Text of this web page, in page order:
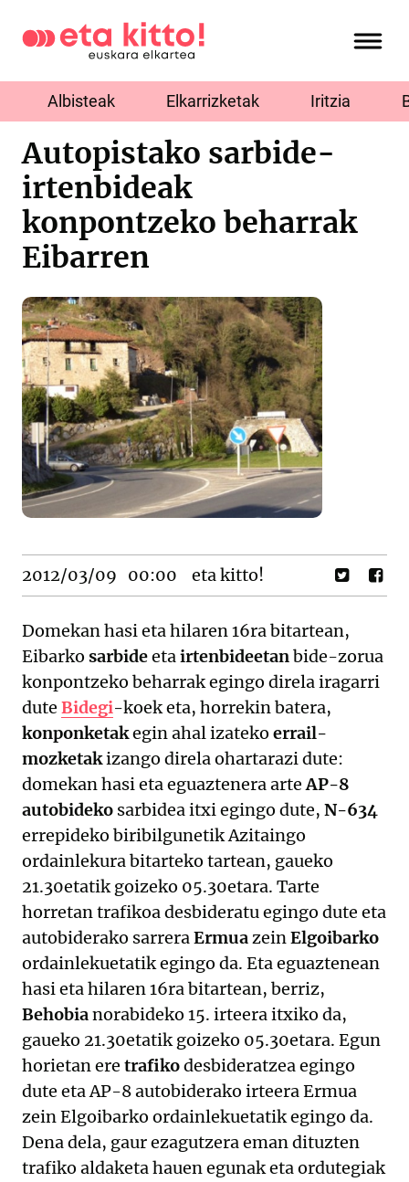
Albisteak Elkarrizketak Iritzia
Autopistako sarbide-
irtenbideak
konpontzeko beharrak
Eibarren
2012/03/09 00:00 eta kitto!
Domekan hasi eta hilaren 16ra bitartean,
Eibarko sarbideetairtenbideetanbide-zorua
konpontzeko beharrak egingo direla iragarri
dute Bidegi-koek eta, horrekin batera,
konponketakegin ahal izateko errail-
mozketakizango direla ohartarazi dute:
domekan hasi eta eguaztenera arteAP-8
autobideko sarbidea itxi egingo dute, N-634
errepideko biribilgunetik Azitaingo
ordainlekura bitarteko tartean, gaueko
21.30etatik goizeko 05.30etara. Tarte
horretan trafikoa desbideratu egingo dute eta
autobiderako sarreraErmuazeinElgoibarko
ordainlekuetatik egingo da. Eta eguaztenean
hasi eta hilaren 16ra bitartean, berriz,
Behobianorabideko 15. irteera itxiko da,
gaueko 21.30etatik goizeko 05.30etara. Egun
horietan ere trafikodesbideratzea egingo
dute eta AP-8 autobiderako irteera Ermua
zein Elgoibarko ordainlekuetatik egingo da.
Dena dela, gaur ezagutzera eman dituzten
trafiko aldaketa hauen egunak eta ordutegiak